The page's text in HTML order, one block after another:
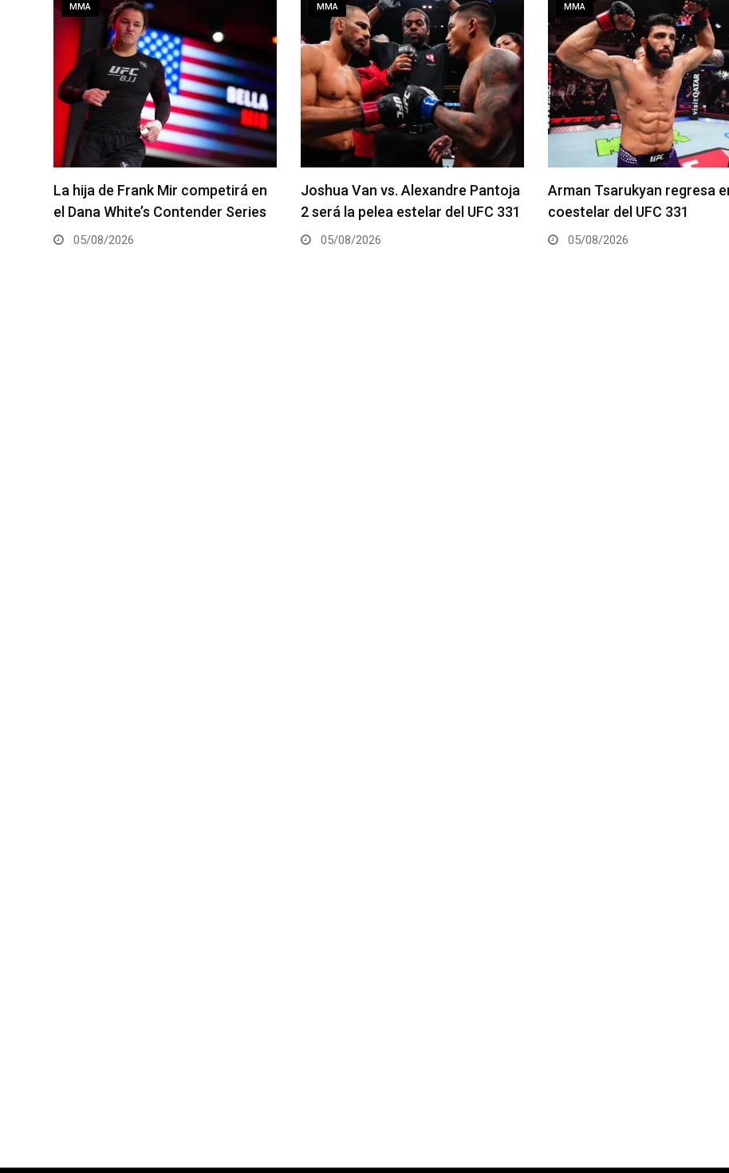
MMA
Joshua Van vs. Alexandre Pantoja
2 será la pelea estelar del UFC 331
05/08/2026
MMA
Arman Tsarukyan regresa en la
coestelar del UFC 331
05/08/2026
MMA
Gable Steveson recibe pelea
UFC 331
05/08/2026